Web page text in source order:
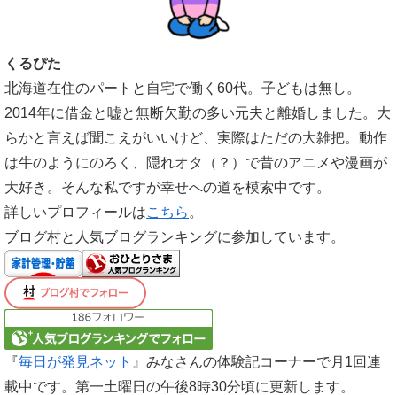
くるぴた
北海道在住のパートと自宅で働く60代。子どもは無し。
2014年に借金と嘘と無断欠勤の多い元夫と離婚しました。大
らかと言えば聞こえがいいけど、実際はただの大雑把。動作
は牛のようにのろく、隠れオタ（？）で昔のアニメや漫画が
大好き。そんな私ですが幸せへの道を模索中です。
詳しいプロフィールはこちら 。
ブログ村と人気ブログランキングに参加しています。
『毎日が発見ネット 』みなさんの体験記コーナーで月1回連
載中です。第一土曜日の午後8時30分頃に更新します。